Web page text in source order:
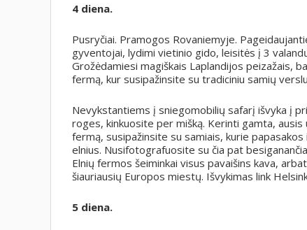
4 diena.
Pusryčiai. Pramogos Rovaniemyje.
gyventojai, lydimi vietinio gido, leisitės į 3
Grožėdamiesi magiškais Laplandijos peizažais,
fermą, kur susipažinsite su tradiciniu samių
Nevykstantiems į sniegomobilių safarį išvyka į
roges, kinkuosite per mišką. Kerinti gamta, ausis
fermą, susipažinsite su samiais, kurie
elnius. Nusifotografuosite su čia pat
Elnių fermos šeiminkai visus pavaišins kava,
šiauriausių Europos miestų. Išvykimas link
5 diena.